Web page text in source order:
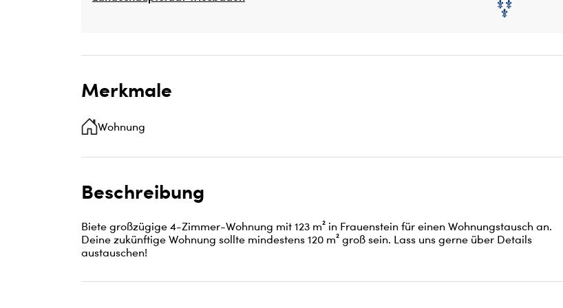
Merkmale
Wohnung
Beschreibung
Biete großzügige 4-Zimmer-Wohnung mit 123 m² in Frauenstein für einen Wohnungstausch an.
Deine zukünftige Wohnung sollte mindestens 120 m² groß sein. Lass uns gerne über Details
austauschen!